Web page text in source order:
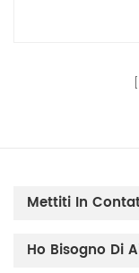
Mettiti In
Ho Bisogno Di